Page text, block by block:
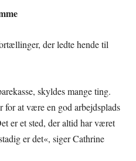
der ledte hende til
skyldes mange ting.
for at være en god arbejdsplads
er et sted, der altid har været
er det«, siger Cathrine